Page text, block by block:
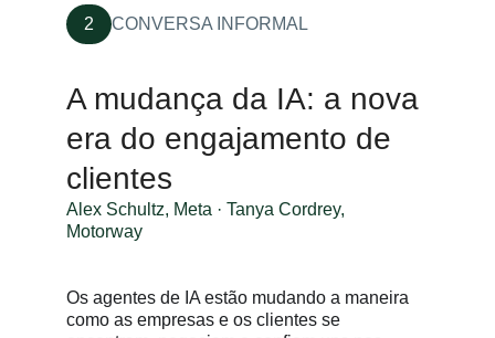
2 CONVERSA INFORMAL
A mudança da IA: a nova
era do engajamento de
clientes
Alex Schultz, Meta · Tanya Cordrey,
Motorway
Os agentes de IA estão mudando a maneira
como as empresas e os clientes se